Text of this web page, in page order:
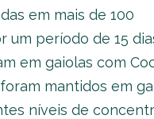
em mais de 100
um período de 15
em gaiolas com
mantidos em
níveis de